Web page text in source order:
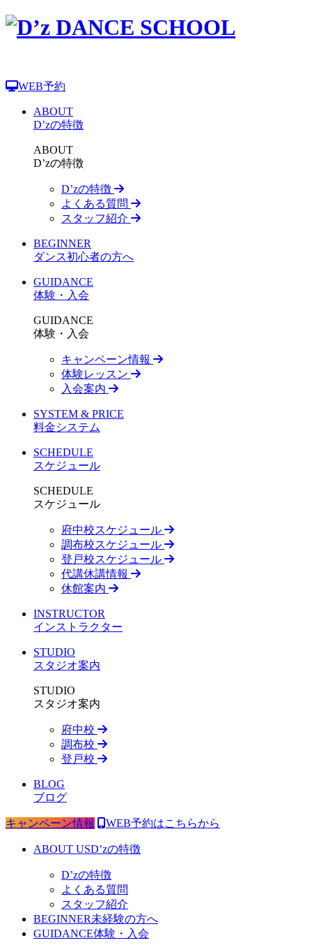
WEB予約
ABOUT
D’zの特徴
ABOUT
D’zの特徴
D’zの特徴
よくある質問
スタッフ紹介
BEGINNER
ダンス初心者の方へ
GUIDANCE
体験・入会
GUIDANCE
体験・入会
キャンペーン情報
体験レッスン
入会案内
SYSTEM & PRICE
料金システム
SCHEDULE
スケジュール
SCHEDULE
スケジュール
府中校スケジュール
調布校スケジュール
登戸校スケジュール
代講休講情報
休館案内
INSTRUCTOR
インストラクター
STUDIO
スタジオ案内
STUDIO
スタジオ案内
府中校
調布校
登戸校
BLOG
ブログ
キャンペーン情報 WEB予約はこちらから
ABOUT USD’zの特徴
D’zの特徴
よくある質問
スタッフ紹介
BEGINNER未経験の方へ
GUIDANCE体験・入会